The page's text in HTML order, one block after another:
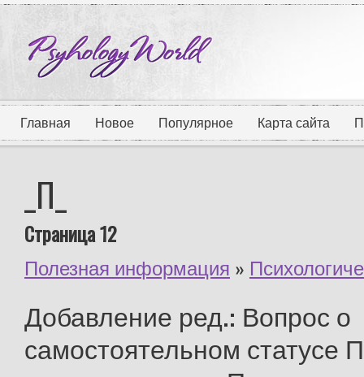
Главная Новое Популярное Карта сайта
_П_
Страница 12
Полезная информация »
Добавление ред.: Вопрос о
самостоятельном статусе